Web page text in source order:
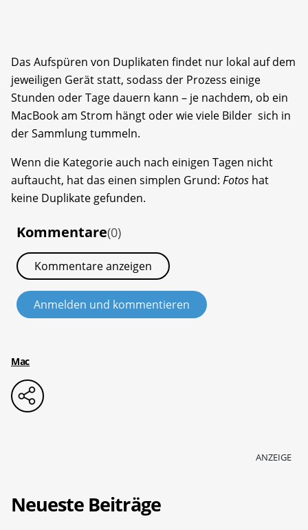
Das Aufspüren von Duplikaten findet nur lokal auf dem
jeweiligen Gerät statt, sodass der Prozess einige
Stunden oder Tage dauern kann – je nachdem, ob ein
MacBook am Strom hängt oder wie viele Bilder sich in
der Sammlung tummeln.
Wenn die Kategorie auch nach einigen Tagen nicht
auftaucht, hat das einen simplen Grund: Fotos hat
keine Duplikate gefunden.
Kommentare(0)
Kommentare anzeigen
Anmelden und kommentieren
Mac
ANZEIGE
Neueste Beiträge